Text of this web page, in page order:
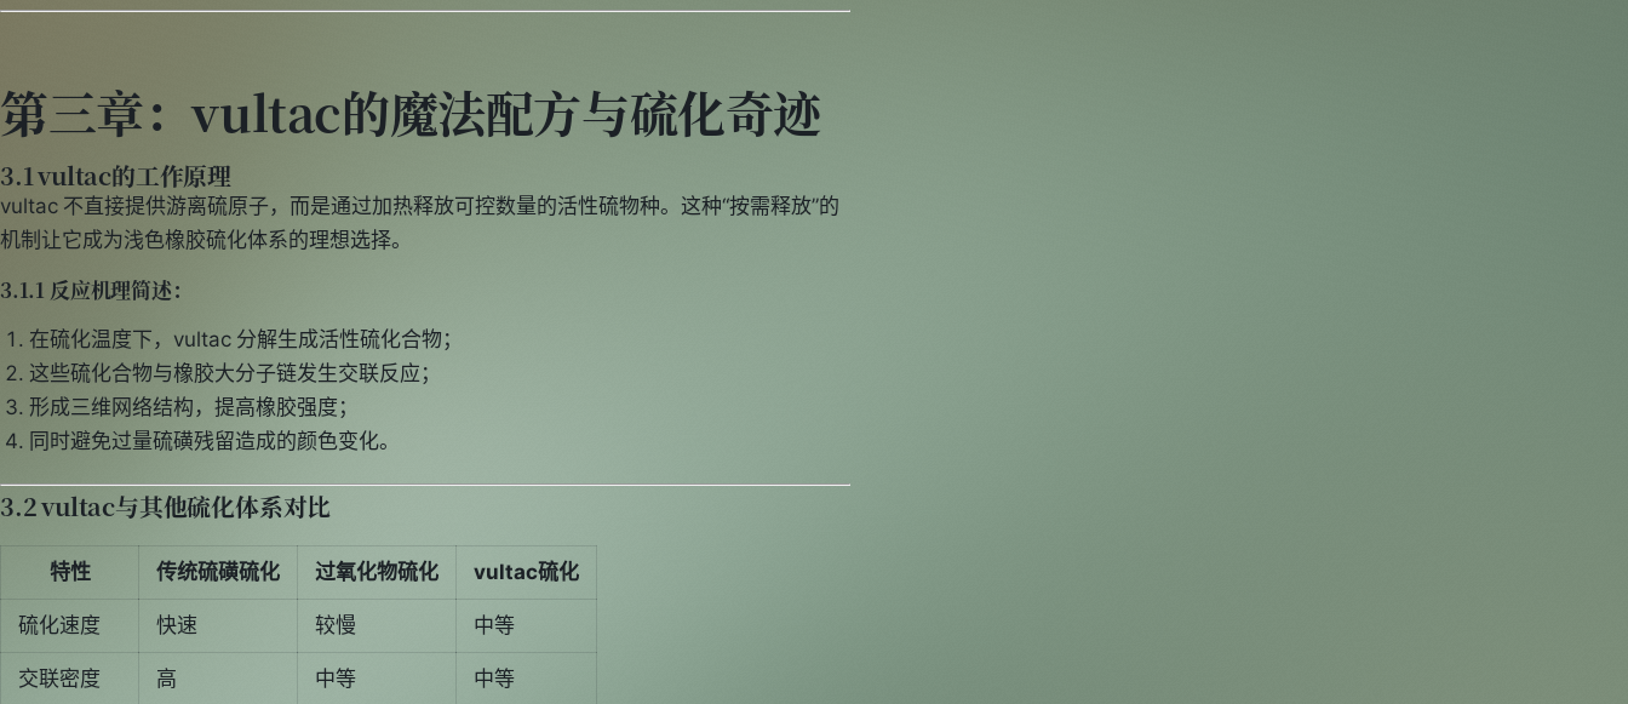
第三章：vultac的魔法配方与硫化奇迹
3.1 vultac的工作原理
vultac 不直接提供游离硫原子，而是通过加热释放可控数量的活性硫物种。这种“按需释放”的
机制让它成为浅色橡胶硫化体系的理想选择。
3.1.1 反应机理简述：
在硫化温度下，vultac 分解生成活性硫化合物；
这些硫化合物与橡胶大分子链发生交联反应；
形成三维网络结构，提高橡胶强度；
同时避免过量硫磺残留造成的颜色变化。
3.2 vultac与其他硫化体系对比
特性 传统硫磺硫化 过氧化物硫化
vultac硫化
硫化速度
快速 较慢
中等
交联密度
高 中等
中等